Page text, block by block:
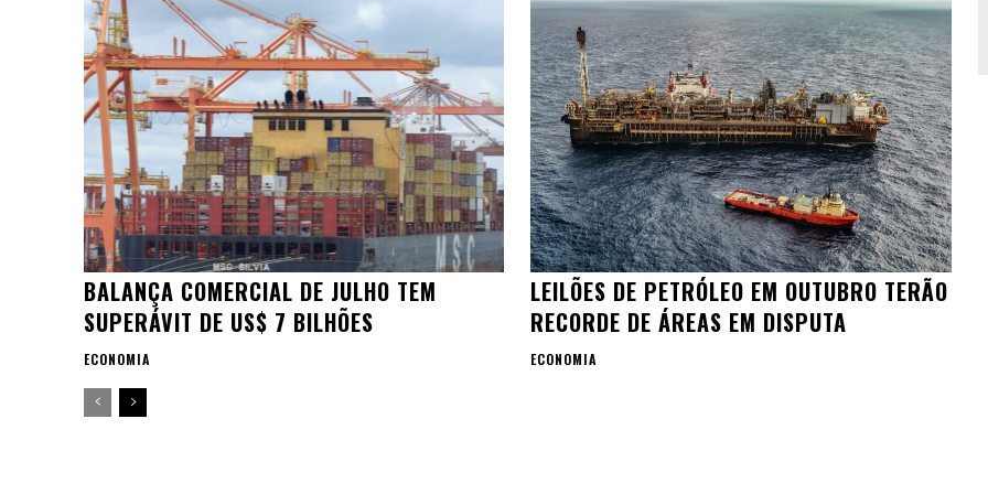
BALANÇA COMERCIAL DE JULHO TEM
SUPERÁVIT DE US$ 7 BILHÕES
ECONOMIA
LEILÕES DE PETRÓLEO EM OUTUBRO TERÃO
RECORDE DE ÁREAS EM DISPUTA
ECONOMIA